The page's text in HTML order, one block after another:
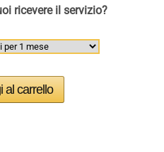
ricevere il servizio?